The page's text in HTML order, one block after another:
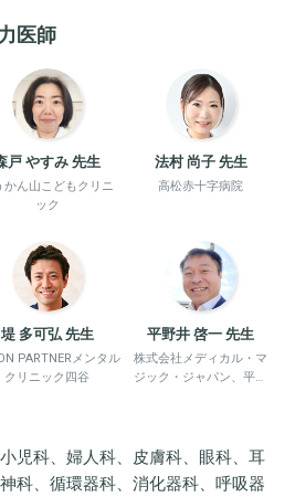
医師
戸 やすみ 先生
かん山こどもクリニ
ック
法村 尚子 先生
高松赤十字病院
堤 多可弘 先生
PARTNERメンタル
クリニック四谷
平野井 啓一 先生
株式会社メディカル・マ
ジック・ジャパン、平野
児科、婦人科、皮膚科、眼科、耳
科、循環器科、消化器科、呼吸器